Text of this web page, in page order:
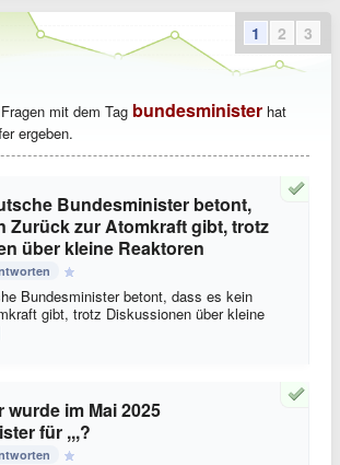
mit dem Tag bundesminister hat
ergeben.
Bundesminister betont,
Zurück zur Atomkraft gibt, trotz
über kleine Reaktoren
Bundesminister betont, dass es kein
gibt, trotz Diskussionen über kleine
im Mai 2025
für ,,,?
1 2 3